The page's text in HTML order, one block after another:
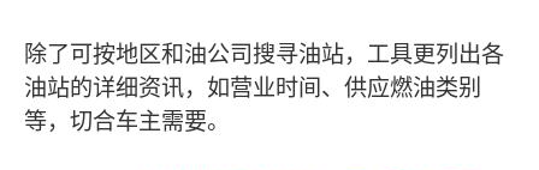
除了可按地区和油公司搜寻油站，工具更列出各
油站的详细资讯，如营业时间、供应燃油类别
等，切合车主需要。